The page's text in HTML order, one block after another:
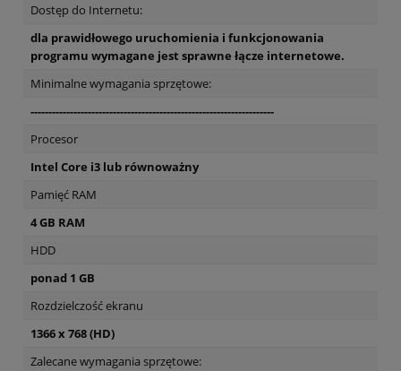
Dostęp do Internetu:
dla prawidłowego uruchomienia i funkcjonowania
programu wymagane jest sprawne łącze internetowe.
Minimalne wymagania sprzętowe:
--------------------------------------------------------------------
Procesor
Intel Core i3 lub równoważny
Pamięć RAM
4 GB RAM
HDD
ponad 1 GB
Rozdzielczość ekranu
1366 x 768 (HD)
Zalecane wymagania sprzętowe: